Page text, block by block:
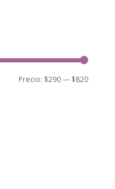
Precio: $290— $820